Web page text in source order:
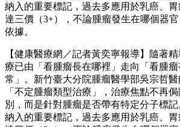
納入的重要標記，過去多應用於乳癌、
達三價（3+），不論腫瘤發生在哪個器
依據。
【健康醫療網／記者黃奕寧報導】隨著
療已由「看腫瘤長在哪裡」走向「看腫
常」。新竹臺大分院腫瘤醫學部吳宗哲
「不定腫瘤類型治療」，治療焦點不再
別，而是針對腫瘤是否帶有特定分子標
納入的重要標記，過去多應用於乳癌、